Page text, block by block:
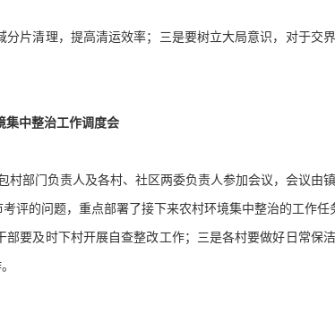
清理，提高清运效率；三是要树立大局意识，对于交界
集中整治工作调度会
部门负责人及各村、社区两委负责人参加会议，会议由镇
的问题，重点部署了接下来农村环境集中整治的工作任
要及时下村开展自查整改工作；三是各村要做好日常保